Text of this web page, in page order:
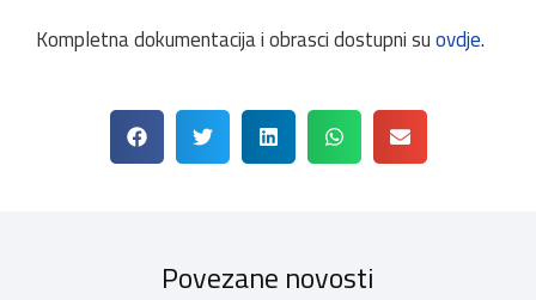
Kompletna dokumentacija i obrasci dostupni suovdje.
Povezane novosti